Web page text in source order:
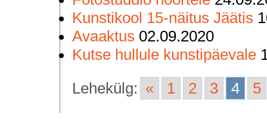
Kunstikool 15-näitus Jäätis
Avaaktus 02.09.2020
Kutse hullule kunstipäevale
Lehekülg: « 1 2 3 4 5